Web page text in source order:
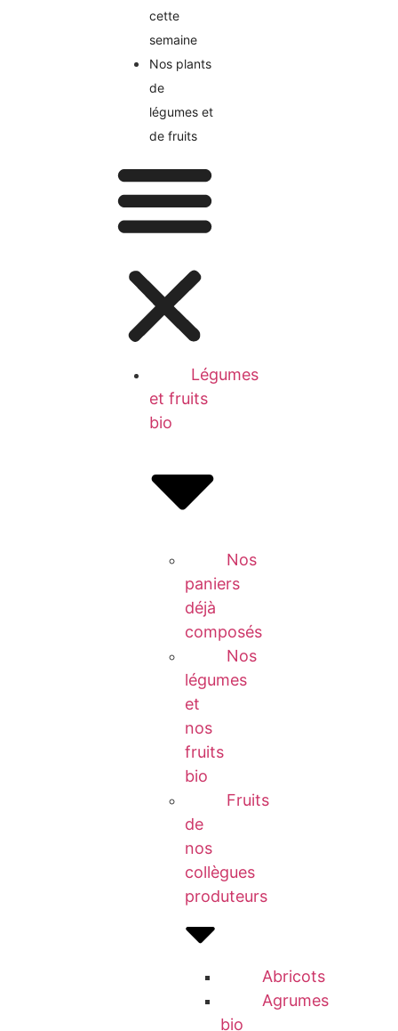
cette
semaine
Nos plants
de
légumes et
de fruits
Légumes
et fruits
bio
Nos
paniers
déjà
composés
Nos
légumes
et
nos
fruits
bio
Fruits
de
nos
collègues
produteurs
Abricots
Agrumes
bio